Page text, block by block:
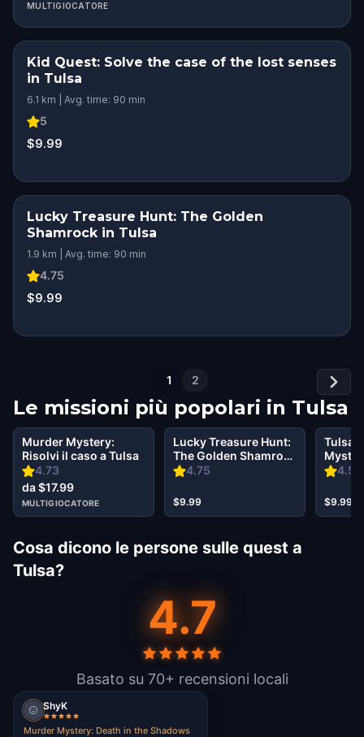
MULTIGIOCATORE
Kid Quest: Solve the case of the lost senses
in Tulsa
6.1 km | Avg. time: 90 min
5
$9.99
Lucky Treasure Hunt: The Golden
Shamrock in Tulsa
1.9 km | Avg. time: 90 min
4.75
$9.99
1 2
Le missioni più popolari in Tulsa
4.73
Murder Mystery:
Risolvi il caso a Tulsa
da $17.99
MULTIGIOCATORE
4.75
Lucky Treasure Hunt:
The Golden Shamrock
in Tulsa
$9.99
4.5
Tulsa
Secret
$9.99
Cosa dicono le persone sulle quest a
Tulsa?
4.7
Basato su 70+ recensioni locali
ShyK
Murder Mystery: Death in the Shadows